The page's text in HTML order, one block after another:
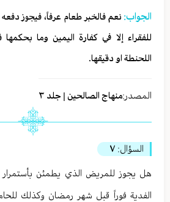
الجواب: نعم فالخبر طعام عرفاً، فيجوز
للفقراء إلا في كفارة اليمين وما
اللحنطة او دقيقها.
المصدر:منهاج الصالحين | جلد ٣
السؤال: ٧
هل يجوز للمريض الذي يطمئن
الفدية فوراً قبل شهر رمضان وكذلك